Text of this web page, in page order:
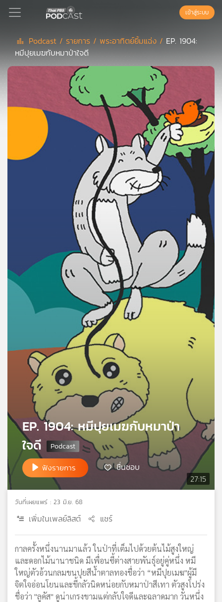
Podcast
บทความ
และ
กิจกรรม
เรา
เครือ
ข่าย
ไทย
เอส
แผนที่
วิทยุ
เครือ
ข่าย
เข้าสู่ระบบ
Podcast / รายการ /พระอาทิตย์ยิ้มแฉ่ง / EP. 1904:
หมีปุยเมฆกับหมาป่าใจดี
27:15
EP. 1904: หมีปุยเมฆกับหมาป่า
ใจดี
ฟังรายการ ชื่นชอบ
วันที่เผยแพร่ : 23 มิ.ย. 68
เพิ่มในเพลย์ลิสต์ แชร์
กาลครั้งหนึ่งนานมาแล้ว ในป่าที่เต็มไปด้วยต้นไม้สูงใหญ่
และดอกไม้นานาชนิด มีเพื่อนซี้ต่างสายพันธุ์อยู่คู่หนึ่ง หมี
ใหญ่ตัวอ้วนกลมขนปุยสีน้ำตาลทองชื่อว่า “หมีปุยเมฆ"ผู้มี
จิตใจอ่อนโยนและขี้กลัวนิดหน่อยกับหมาป่าสีเทา ตัวสูงโปร่ง
ชื่อว่า "ลูคัส" ดูน่าเกรงขามแต่กลับใจดีและฉลาดมาก วันหนึ่ง